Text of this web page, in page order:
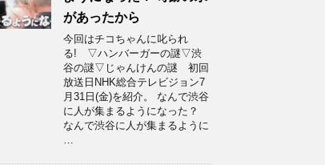
があったから
今回はチコちゃんに叱られ
る! ▽ハンバーガーの謎▽渋
谷の謎▽じゃんけんの謎 初回
放送日NHK総合テレビジョン7
月31日(金)を紹介。 なんで渋谷
に人が集まるようになった？
なんで渋谷に人が集まるように
…